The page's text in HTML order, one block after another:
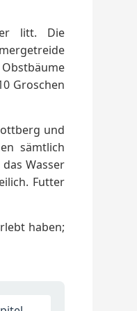
litt. Die
Groschen
und
sämtlich
Wasser
Futter
haben;